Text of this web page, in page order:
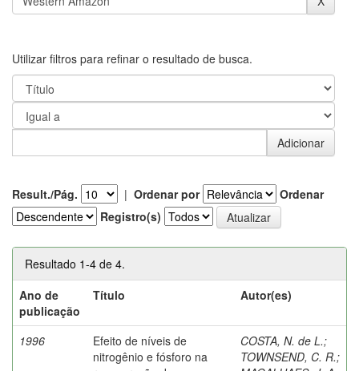
Utilizar filtros para refinar o resultado de busca.
Result./Pág. | Ordenar por
Ordenar
Registro(s)
Resultado 1-4 de 4.
Ano de
publicação
Título Autor(es)
1996
Efeito de níveis de
nitrogênio e fósforo na
COSTA, N. de L.;
TOWNSEND, C. R.;